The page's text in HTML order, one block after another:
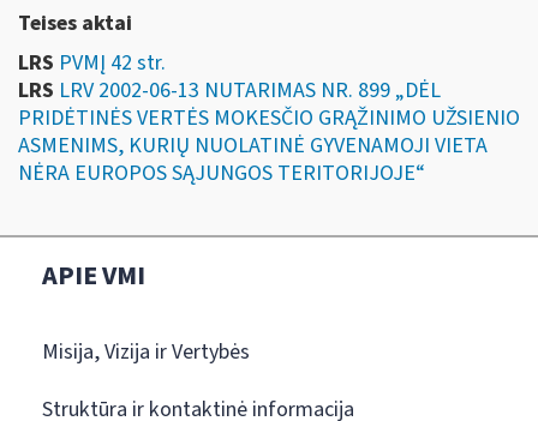
Teises aktai
LRS PVMĮ 42 str.
LRS LRV 2002-06-13 NUTARIMAS NR. 899 „DĖL
PRIDĖTINĖS VERTĖS MOKESČIO GRĄŽINIMO UŽSIENIO
ASMENIMS, KURIŲ NUOLATINĖ GYVENAMOJI VIETA
NĖRA EUROPOS SĄJUNGOS TERITORIJOJE“
APIE VMI
Misija, Vizija ir Vertybės
Struktūra ir kontaktinė informacija